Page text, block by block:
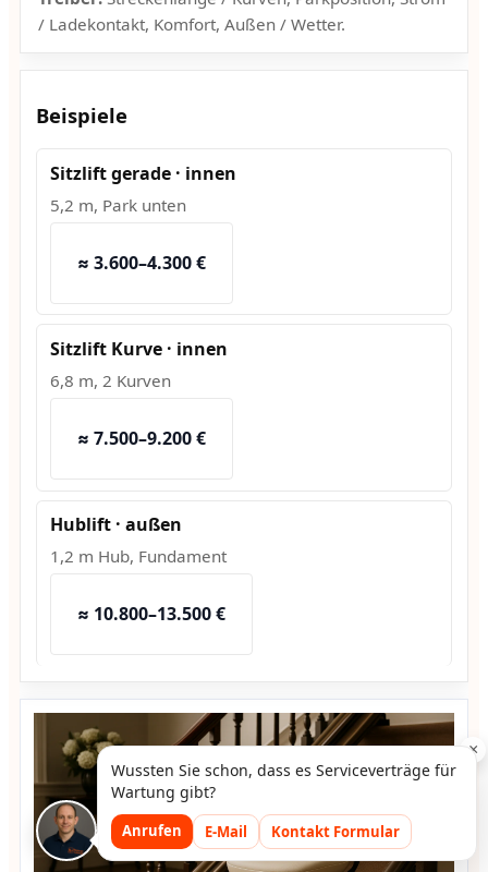
/ Ladekontakt, Komfort, Außen / Wetter.
Beispiele
Sitzlift gerade · innen
5,2 m, Park unten
≈ 3.600–4.300 €
Sitzlift Kurve · innen
6,8 m, 2 Kurven
≈ 7.500–9.200 €
Hublift · außen
1,2 m Hub, Fundament
≈ 10.800–13.500 €
×
Wussten Sie schon, dass es Serviceverträge für
Wartung gibt?
Anrufen E-Mail Kontakt Formular